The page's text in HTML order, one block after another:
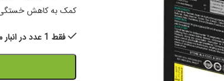
کمک به کاهش
فقط 1 عدد در انبار موجود است